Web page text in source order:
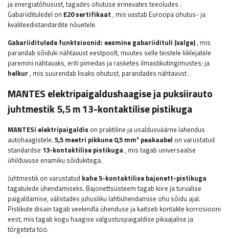
ja energiatõhusust, tagades ohutuse erinevates teeoludes .
Gabariidituledel on E20 sertifikaat , mis vastab Euroopa ohutus- ja
kvaliteedistandardite nõuetele.
Gabariiditulede funktsioonid: eesmine gabariidituli (valge), mis
parandab sõiduki nähtavust eestpoolt, muutes selle teistele liiklejatele
paremini nähtavaks, eriti pimedas ja rasketes ilmastikutingimustes; ja
helkur , mis suurendab lisaks ohutust, parandades nähtavust.
MANTES elektripaigaldushaagise ja puksiirauto
juhtmestik 5,5 m 13-kontaktilise pistikuga
MANTESi elektripaigaldis on praktiline ja usaldusväärne lahendus
autohaagistele. 5,5 meetri pikkune 0,5 mm² peakaabel on varustatud
standardse 13-kontaktilise pistikuga, mis tagab universaalse
ühilduvuse enamiku sõidukitega.
Juhtmestik on varustatud kahe 5-kontaktilise bajonett-pistikuga
tagatulede ühendamiseks. Bajonettsüsteem tagab kiire ja turvalise
paigaldamise, välistades juhusliku lahtiühendamise ohu sõidu ajal.
Pistikute disain tagab veekindla ühenduse ja kaitseb kontakte korrosiooni
eest, mis tagab kogu haagise valgustuspaigaldise pikaajalise ja
tõrgeteta töö.